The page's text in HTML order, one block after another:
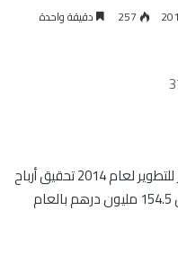
257 دقيقة واحدة
أظهرت البيانات المالية الأولية لشركة ديار للتطوير لعام 2014 تحقيق أرباح
صافية بلغت 231.73 مليون درهم مقابل 154.5 مليون درهم بالعام